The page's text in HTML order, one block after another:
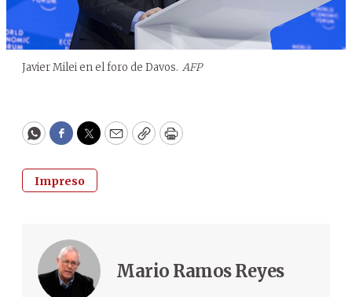
Javier Milei en el foro de Davos. AFP
WhatsApp
Facebook
Twitter
EmailCopyPrint
Impreso
Mario Ramos Reyes